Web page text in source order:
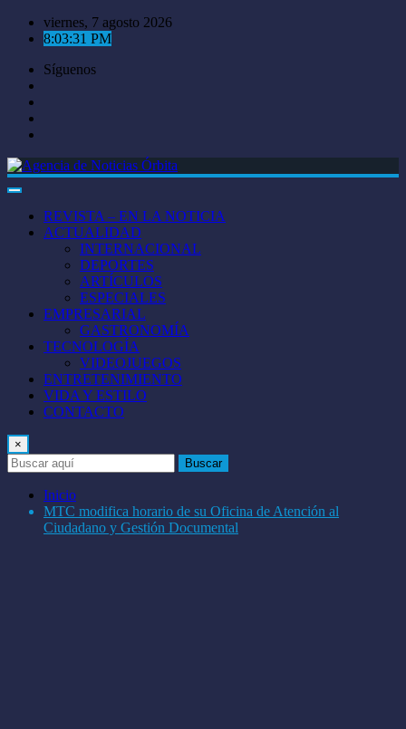
Saltar
viernes, 7 agosto 2026
8:03:32 PM
Síguenos
REVISTA – EN LA NOTICIA
ACTUALIDAD
INTERNACIONAL
DEPORTES
ARTÍCULOS
ESPECIALES
EMPRESARIAL
GASTRONOMÍA
TECNOLOGÍA
VIDEOJUEGOS
ENTRETENIMIENTO
VIDA Y ESTILO
CONTACTO
×
Buscar
Inicio
MTC modifica horario de su Oficina de Atención al
Ciudadano y Gestión Documental